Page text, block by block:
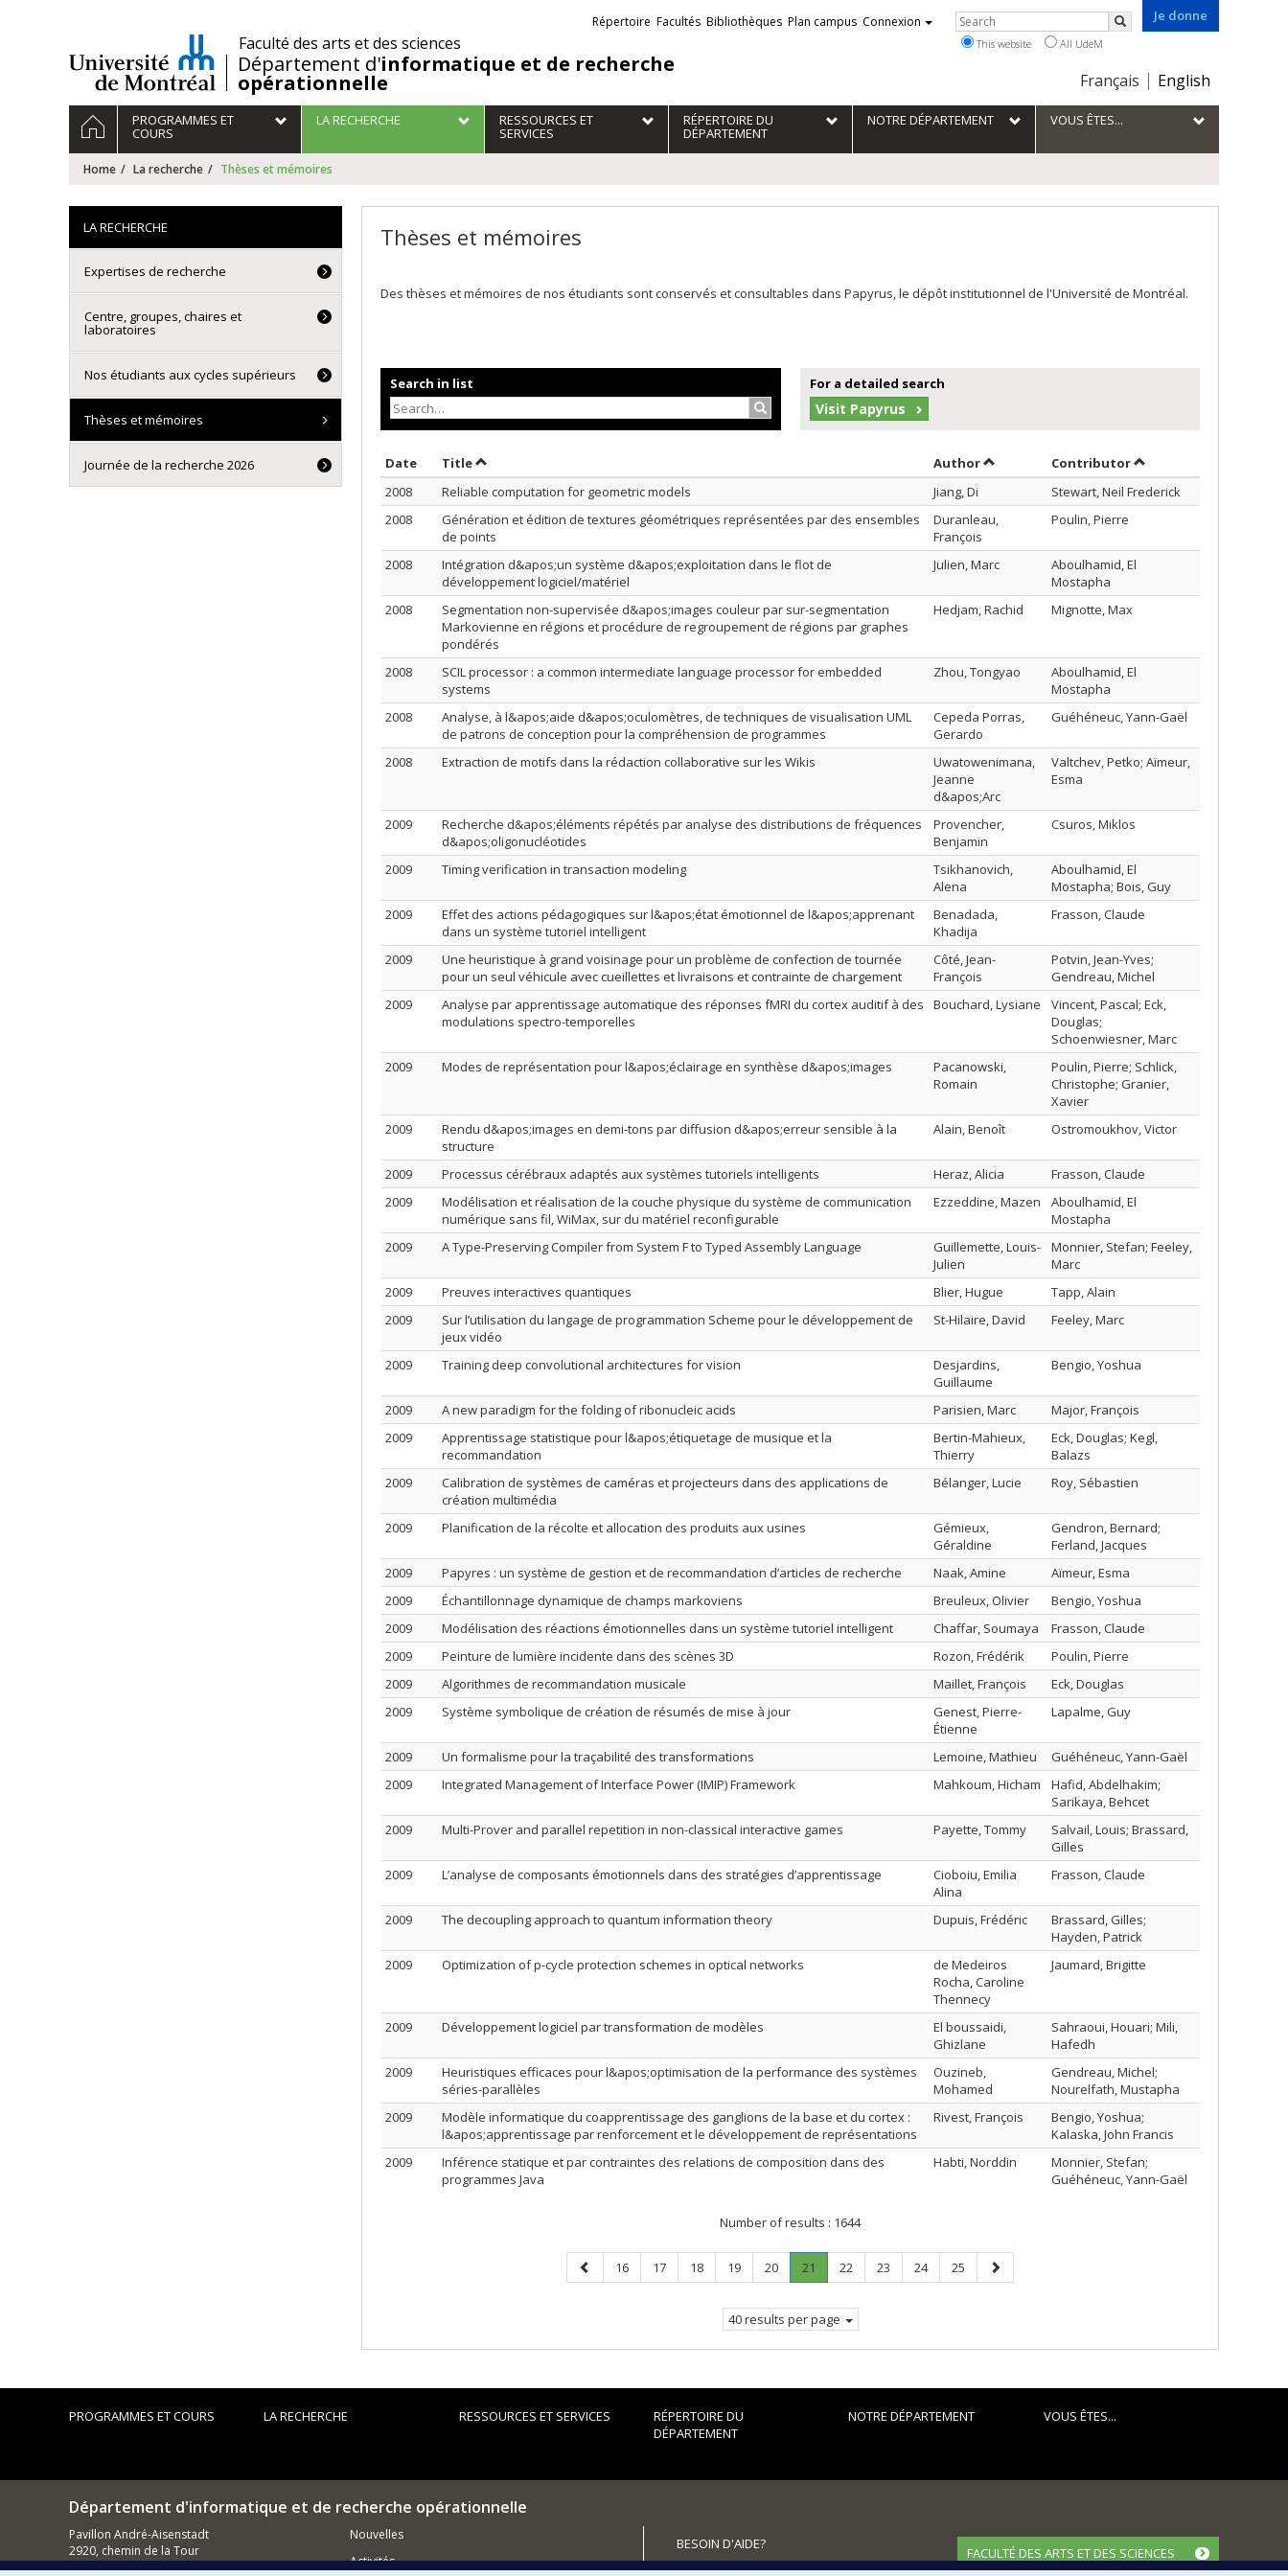
/Faculté des arts et des sciences
Département d'informatique et de recherche
opérationnelle
Je donne
Choix
la
langue
Français English
Liens
externes
Répertoire Facultés Bibliothèques Plan campus Connexion Rechercher
Search
This website All UdeM
Navigation
principale
HOMEPROGRAMMES ET
COURS
LA RECHERCHE RESSOURCES ET
SERVICES
RÉPERTOIRE DU
DÉPARTEMENT
NOTRE DÉPARTEMENT VOUS ÊTES...
Home La recherche Thèses et mémoires
Thèses et mémoires
Des thèses et mémoires de nos étudiants sont conservés et consultables dans Papyrus, le dépôt institutionnel de l'Université de Montréal.
Search in list
Search…
For a detailed search
Visit Papyrus
Date Sort by date in descending order
TitleSort by title in descending order AuthorSort by author in descending order
Contributorby contributor in
2008
Reliable computation for geometric models Jiang, Di
Stewart, Neil Frederick
2008
Génération et édition de textures géométriques représentées par des ensembles
de points
Duranleau,
François
Poulin, Pierre
2008
Intégration d&apos;un système d&apos;exploitation dans le flot de
développement logiciel/matériel
Julien, Marc
Aboulhamid, El
Mostapha
2008
Segmentation non-supervisée d&apos;images couleur par sur-segmentation
Markovienne en régions et procédure de regroupement de régions par graphes
pondérés
Hedjam, Rachid Mignotte, Max
2008
SCIL processor : a common intermediate language processor for embedded
systems
Zhou, Tongyao
Aboulhamid, El
Mostapha
2008
Analyse, à l&apos;aide d&apos;oculomètres, de techniques de visualisation UML
de patrons de conception pour la compréhension de programmes
Cepeda Porras,
Gerardo
Guéhéneuc, Yann-Gaël
2008 Extraction de motifs dans la rédaction collaborative sur les Wikis
Uwatowenimana,
Jeanne
d&apos;Arc
Valtchev, Petko; Aïmeur,
Esma
2009
Recherche d&apos;éléments répétés par analyse des distributions de fréquences
d&apos;oligonucléotides
Provencher,
Benjamin
Csuros, Miklos
2009 Timing verification in transaction modeling
Tsikhanovich,
Alena
Aboulhamid, El
Mostapha; Bois, Guy
2009
Effet des actions pédagogiques sur l&apos;état émotionnel de l&apos;apprenant
dans un système tutoriel intelligent
Benadada,
Khadija
Frasson, Claude
2009
Une heuristique à grand voisinage pour un problème de confection de tournée
pour un seul véhicule avec cueillettes et livraisons et contrainte de chargement
Côté, Jean-
François
Potvin, Jean-Yves;
Gendreau, Michel
2009
Analyse par apprentissage automatique des réponses fMRI du cortex auditif à des
modulations spectro-temporelles
Bouchard, Lysiane
Vincent, Pascal; Eck,
Douglas;
Schoenwiesner, Marc
2009
Modes de représentation pour l&apos;éclairage en synthèse d&apos;images
Pacanowski,
Romain
Poulin, Pierre; Schlick,
Christophe; Granier,
Xavier
2009
Rendu d&apos;images en demi-tons par diffusion d&apos;erreur sensible à la
structure
Alain, Benoît Ostromoukhov, Victor
2009 Processus cérébraux adaptés aux systèmes tutoriels intelligents Heraz, Alicia
Frasson, Claude
2009
Modélisation et réalisation de la couche physique du système de communication
numérique sans fil, WiMax, sur du matériel reconfigurable
Ezzeddine, Mazen
Aboulhamid, El
Mostapha
2009
A Type-Preserving Compiler from System F to Typed Assembly Language
Guillemette, Louis-
Julien
Monnier, Stefan; Feeley,
Marc
2009
Preuves interactives quantiques Blier, Hugue
Tapp, Alain
2009
Sur l’utilisation du langage de programmation Scheme pour le développement de
jeux vidéo
St-Hilaire, David Feeley, Marc
2009 Training deep convolutional architectures for vision
Desjardins,
Guillaume
Bengio, Yoshua
2009 A new paradigm for the folding of ribonucleic acids Parisien, Marc
Major, François
2009
Apprentissage statistique pour l&apos;étiquetage de musique et la
recommandation
Bertin-Mahieux,
Thierry
Eck, Douglas; Kegl,
Balazs
2009
Calibration de systèmes de caméras et projecteurs dans des applications de
création multimédia
Bélanger, Lucie Roy, Sébastien
2009 Planification de la récolte et allocation des produits aux usines
Gémieux,
Géraldine
Gendron, Bernard;
Ferland, Jacques
2009
Papyres : un système de gestion et de recommandation d’articles de recherche Naak, Amine
Aïmeur, Esma
2009
Échantillonnage dynamique de champs markoviens Breuleux, Olivier
Bengio, Yoshua
2009
Modélisation des réactions émotionnelles dans un système tutoriel intelligent Chaffar, Soumaya
Frasson, Claude
2009
Peinture de lumière incidente dans des scènes 3D Rozon, Frédérik
Poulin, Pierre
2009
Algorithmes de recommandation musicale Maillet, François
Eck, Douglas
2009
Système symbolique de création de résumés de mise à jour
Genest, Pierre-
Étienne
Lapalme, Guy
2009 Un formalisme pour la traçabilité des transformations Lemoine, Mathieu
Guéhéneuc, Yann-Gaël
2009
Integrated Management of Interface Power (IMIP) Framework Mahkoum, Hicham
Hafid, Abdelhakim;
Sarikaya, Behcet
2009
Multi-Prover and parallel repetition in non-classical interactive games Payette, Tommy
Salvail, Louis; Brassard,
Gilles
2009
L’analyse de composants émotionnels dans des stratégies d’apprentissage
Cioboiu, Emilia
Alina
Frasson, Claude
2009 The decoupling approach to quantum information theory Dupuis, Frédéric
Brassard, Gilles;
Hayden, Patrick
2009
Optimization of p-cycle protection schemes in optical networks
de Medeiros
Rocha, Caroline
Thennecy
Jaumard, Brigitte
2009 Développement logiciel par transformation de modèles
El boussaidi,
Ghizlane
Sahraoui, Houari; Mili,
Hafedh
2009
Heuristiques efficaces pour l&apos;optimisation de la performance des systèmes
séries-parallèles
Ouzineb,
Mohamed
Gendreau, Michel;
Nourelfath, Mustapha
2009
Modèle informatique du coapprentissage des ganglions de la base et du cortex :
l&apos;apprentissage par renforcement et le développement de représentations
Rivest, François
Bengio, Yoshua;
Kalaska, John Francis
2009
Inférence statique et par contraintes des relations de composition dans des
programmes Java
Habti, Norddin
Monnier, Stefan;
Guéhéneuc, Yann-Gaël
Number of results : 1644
Previous
page
Page
16 Page
17 Page
18 Page
19 Page
20 Page
21
Current
Page
22 Page
23 Page
24 Page
25
Next
page
40 results per page
LA RECHERCHE
Expertises de recherche
Centre, groupes, chaires et
laboratoires
Nos étudiants aux cycles supérieurs
Thèses et mémoires
Journée de la recherche 2026
PROGRAMMES ET COURS LA RECHERCHE RESSOURCES ET SERVICES
RÉPERTOIRE DU
DÉPARTEMENT
NOTRE DÉPARTEMENT VOUS ÊTES...
Département d'informatique et de recherche opérationnelle
Pavillon André-Aisenstadt
2920, chemin de la Tour
Montréal (QC)
Nouvelles
Activités
BESOIN D'AIDE?
Plan du site
FACULTÉ DES ARTS ET DES SCIENCES